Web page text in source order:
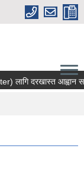
लागि दरखास्त आह्वान